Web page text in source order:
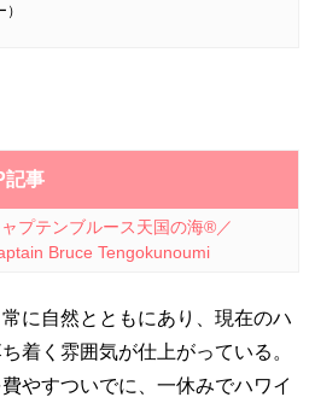
）
記事
プテンブルース天国の海®／
Bruce Tengokunoumi
に自然とともにあり、現在のハ
着く雰囲気が仕上がっている。
やすついでに、一休みでハワイ